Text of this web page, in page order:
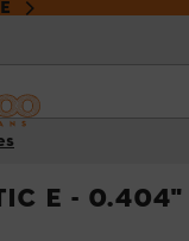
E - 0.404"